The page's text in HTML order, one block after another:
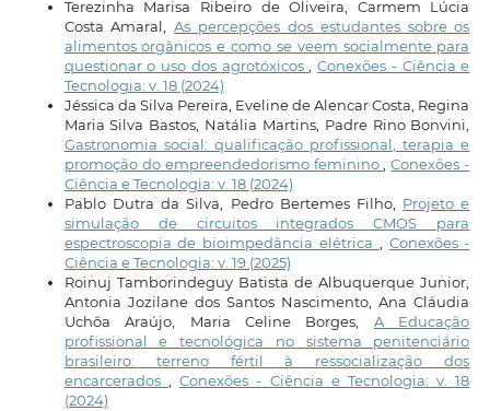
Terezinha Marisa Ribeiro de Oliveira, Carmem Lúcia
Costa Amaral,As percepções dos estudantes sobre os
alimentos orgânicos e como se veem socialmente para
questionar o uso dos agrotóxicos,Conexões - Ciência e
Tecnologia: v. 18 (2024)
Jéssica da Silva Pereira, Eveline de Alencar Costa, Regina
Maria Silva Bastos, Natália Martins, Padre Rino Bonvini,
Gastronomia social: qualificação profissional, terapia e
promoção do empreendedorismo feminino,Conexões -
Ciência e Tecnologia: v. 18 (2024)
Pablo Dutra da Silva, Pedro Bertemes Filho, Projeto e
simulação de circuitos integrados CMOS para
espectroscopia de bioimpedância elétrica , Conexões -
Ciência e Tecnologia: v. 19 (2025)
Roinuj Tamborindeguy Batista de Albuquerque Junior,
Antonia Jozilane dos Santos Nascimento, Ana Cláudia
Uchôa Araújo, Maria Celine Borges, A Educação
profissional e tecnológica no sistema penitenciário
brasileiro: terreno fértil à ressocialização dos
encarcerados ,Conexões - Ciência e Tecnologia: v. 18
(2024)